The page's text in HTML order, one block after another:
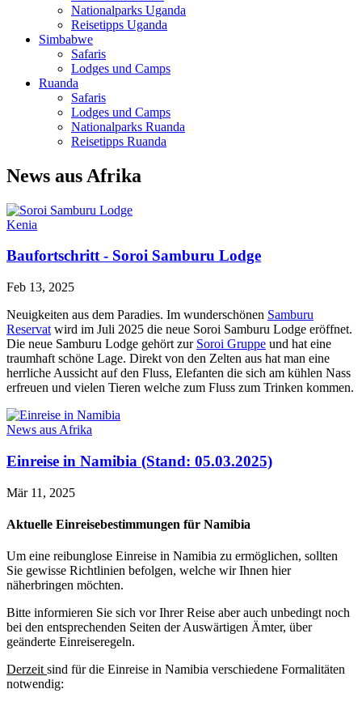
Nationalparks Uganda
Reisetipps Uganda
Simbabwe
Safaris
Lodges und Camps
Ruanda
Safaris
Lodges und Camps
Nationalparks Ruanda
Reisetipps Ruanda
News aus Afrika
Kenia
Baufortschritt - Soroi Samburu Lodge
Feb 13, 2025
Neuigkeiten aus dem Paradies. Im wunderschönen Samburu
Reservat wird im Juli 2025 die neue Soroi Samburu Lodge eröffnet.
Die neue Samburu Lodge gehört zur Soroi Gruppe und hat eine
traumhaft schöne Lage. Direkt von den Zelten aus hat man eine
herrliche Aussicht auf den Fluss, Elefanten die sich am kühlen Nass
erfreuen und vielen Tieren welche zum Fluss zum Trinken kommen.
News aus Afrika
Einreise in Namibia (Stand: 05.03.2025)
Mär 11, 2025
Aktuelle Einreisebestimmungen für Namibia
Um eine reibunglose Einreise in Namibia zu ermöglichen, sollten
Sie gewisse Richtlinien befolgen, welche wir Ihnen hier
näherbringen möchten.
Bitte informieren Sie sich vor Ihrer Reise aber auch unbedingt noch
bei den entsprechenden Seiten der Auswärtigen Ämter, über
geänderte Einreiseregeln.
Derzeit sind für die Einreise in Namibia verschiedene Formalitäten
notwendig: